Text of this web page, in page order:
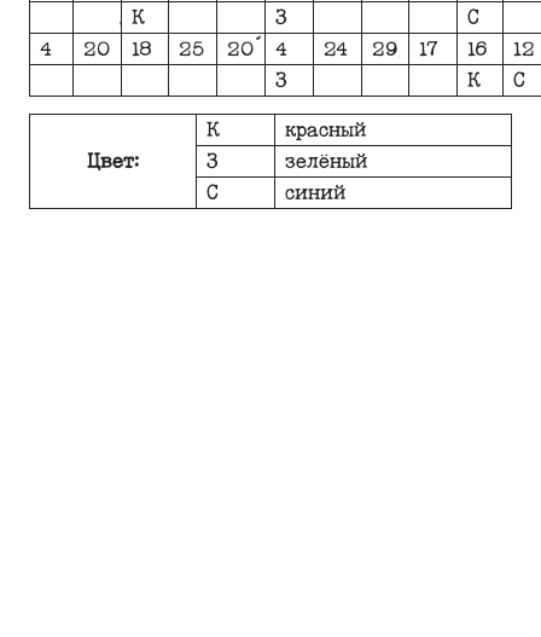
К
З
С
4
20 18 25 20 4 24 29 17 16
12
З
К С
Цвет:
К
красный
З
зелёный
С
синий